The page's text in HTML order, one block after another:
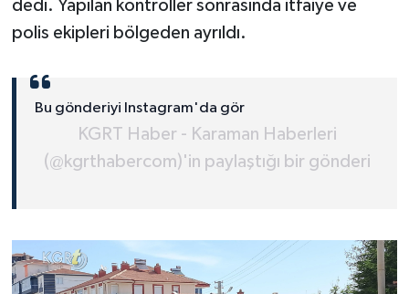
dedi. Yapılan kontroller sonrasında itfaiye ve
polis ekipleri bölgeden ayrıldı.
Bu gönderiyi Instagram'da gör
KGRT Haber - Karaman Haberleri
(@kgrthabercom)'in paylaştığı bir gönderi